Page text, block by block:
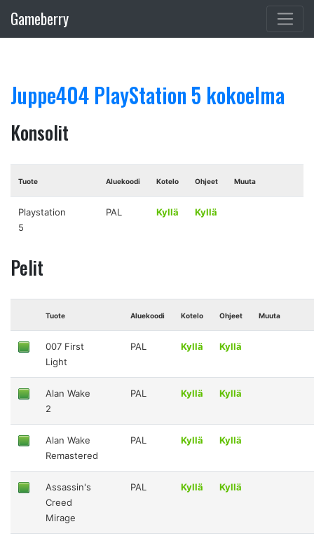
Gameberry
Juppe404 PlayStation 5 kokoelma
Konsolit
Tuote Aluekoodi Kotelo Ohjeet Muuta
Playstation
5
PAL Kyllä Kyllä
Pelit
Tuote Aluekoodi Kotelo Ohjeet Muuta
007 First
Light
PAL Kyllä Kyllä
Alan Wake
2
PAL Kyllä Kyllä
Alan Wake
Remastered
PAL Kyllä Kyllä
Assassin's
Creed
Mirage
PAL Kyllä Kyllä